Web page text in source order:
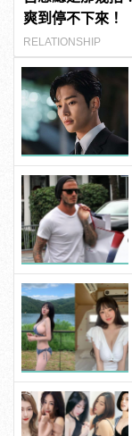
爽到停不下來！
RELATIONSHIP